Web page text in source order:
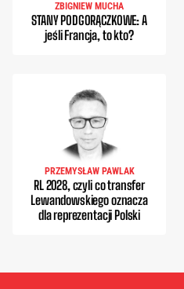
ZBIGNIEW MUCHA
STANY PODGORĄCZKOWE: A
jeśli Francja, to kto?
PRZEMYSŁAW PAWLAK
RL 2028, czyli co transfer
Lewandowskiego oznacza
dla reprezentacji Polski